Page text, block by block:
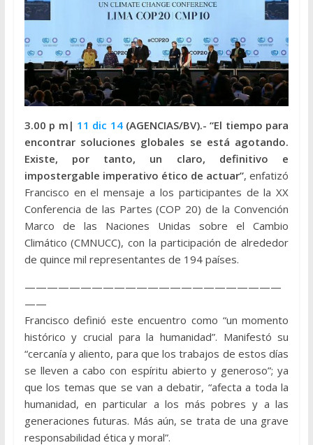
3.00 p m| 11 dic 14(AGENCIAS/BV).- “El tiempo para
encontrar soluciones globales se está agotando.
Existe, por tanto, un claro, definitivo e
impostergable imperativo ético de actuar”, enfatizó
Francisco en el mensaje a los participantes de la XX
Conferencia de las Partes (COP 20) de la Convención
Marco de las Naciones Unidas sobre el Cambio
Climático (CMNUCC), con la participación de alrededor
de quince mil representantes de 194 países.
———————————————————————
——
Francisco definió este encuentro como “un momento
histórico y crucial para la humanidad”. Manifestó su
“cercanía y aliento, para que los trabajos de estos días
se lleven a cabo con espíritu abierto y generoso”; ya
que los temas que se van a debatir, “afecta a toda la
humanidad, en particular a los más pobres y a las
generaciones futuras. Más aún, se trata de una grave
responsabilidad ética y moral”.